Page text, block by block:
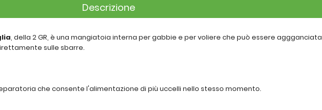
Descrizione
, della 2 GR, è una mangiatoia interna per gabbie e per voliere che può essere aggganciata
sulle sbarre.
che consente l'alimentazione di più uccelli nello stesso momento.